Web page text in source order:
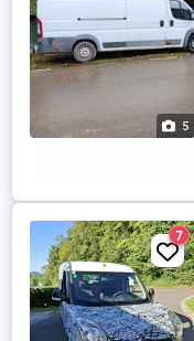
5
7